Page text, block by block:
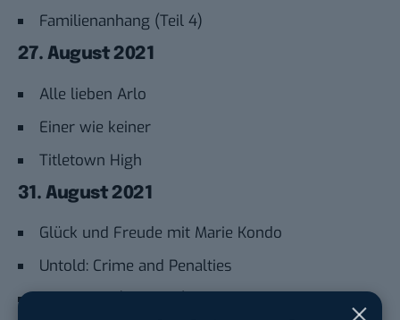
Familienanhang (Teil 4)
27. August 2021
Alle lieben Arlo
Einer wie keiner
Titletown High
31. August 2021
Glück und Freude mit Marie Kondo
Untold: Crime and Penalties